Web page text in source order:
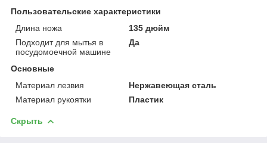
Пользовательские характеристики
Длина ножа
135 дюйм
Подходит для мытья в
посудомоечной машине
Да
Основные
Материал лезвия
Нержавеющая сталь
Материал рукоятки
Пластик
Скрыть